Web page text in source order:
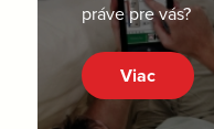
práve pre vás?
Viac